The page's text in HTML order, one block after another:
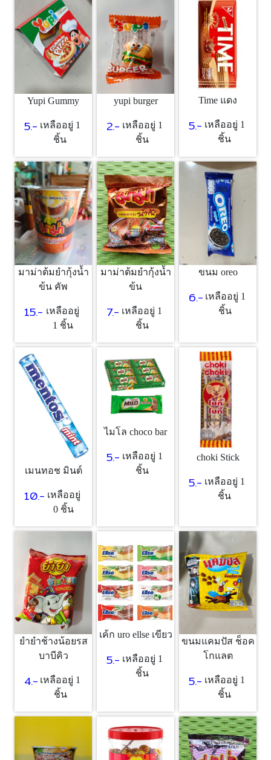
Yupi Gummy
5.- เหลืออยู่ 1
ชิ้น
yupi burger
2.- เหลืออยู่ 1
ชิ้น
Time แดง
5.- เหลืออยู่ 1
ชิ้น
มาม่าต้มยำกุ้งน้ำ
ข้น คัพ
15.- เหลืออยู่
1 ชิ้น
มาม่าต้มยำกุ้งน้ำ
ข้น
7.- เหลืออยู่ 1
ชิ้น
ขนม oreo
6.- เหลืออยู่ 1
ชิ้น
เมนทอช มินต์
10.- เหลืออยู่
0 ชิ้น
ไมโล choco bar
5.- เหลืออยู่ 1
ชิ้น
choki Stick
5.- เหลืออยู่ 1
ชิ้น
ยำยำช้างน้อยรส
บาบีคิว
4.- เหลืออยู่ 1
ชิ้น
เค้ก uro ellse เขียว
5.- เหลืออยู่ 1
ชิ้น
ขนมแคมปัส ช็อค
โกแลต
5.- เหลืออยู่ 1
ชิ้น